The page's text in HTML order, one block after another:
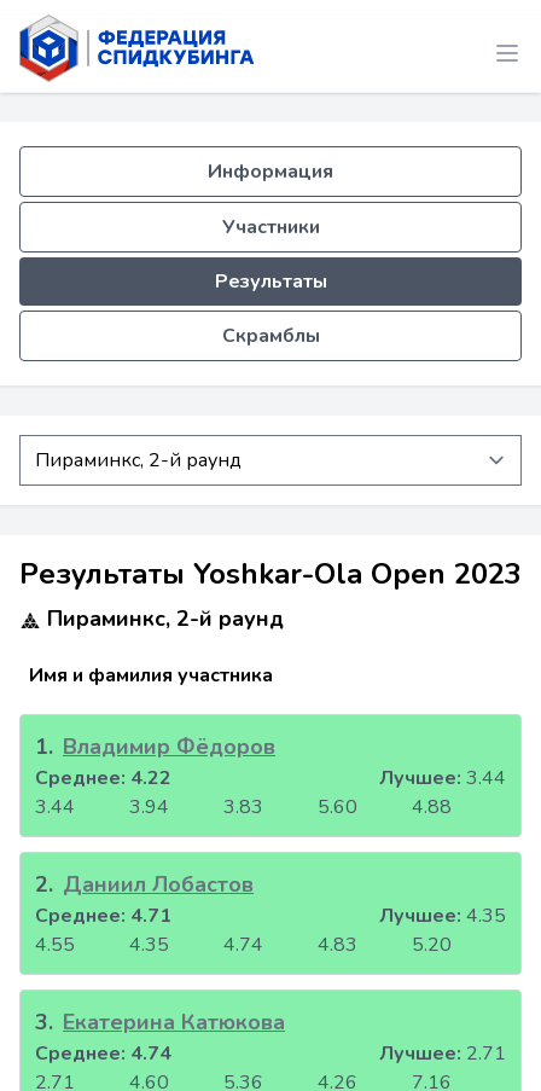
Информация
Участники
Результаты
Скрамблы
Результаты Yoshkar-Ola Open 2023
Пираминкс, 2-й раунд
Имя и фамилия участника
1. Владимир Фёдоров
3.44 3.94 3.83 5.60 4.88
Среднее: 4.22 Лучшее: 3.44
2. Даниил Лобастов
4.55 4.35 4.74 4.83 5.20
Среднее: 4.71 Лучшее: 4.35
3. Екатерина Катюкова
2.71 4.60 5.36 4.26 7.16
Среднее: 4.74 Лучшее: 2.71